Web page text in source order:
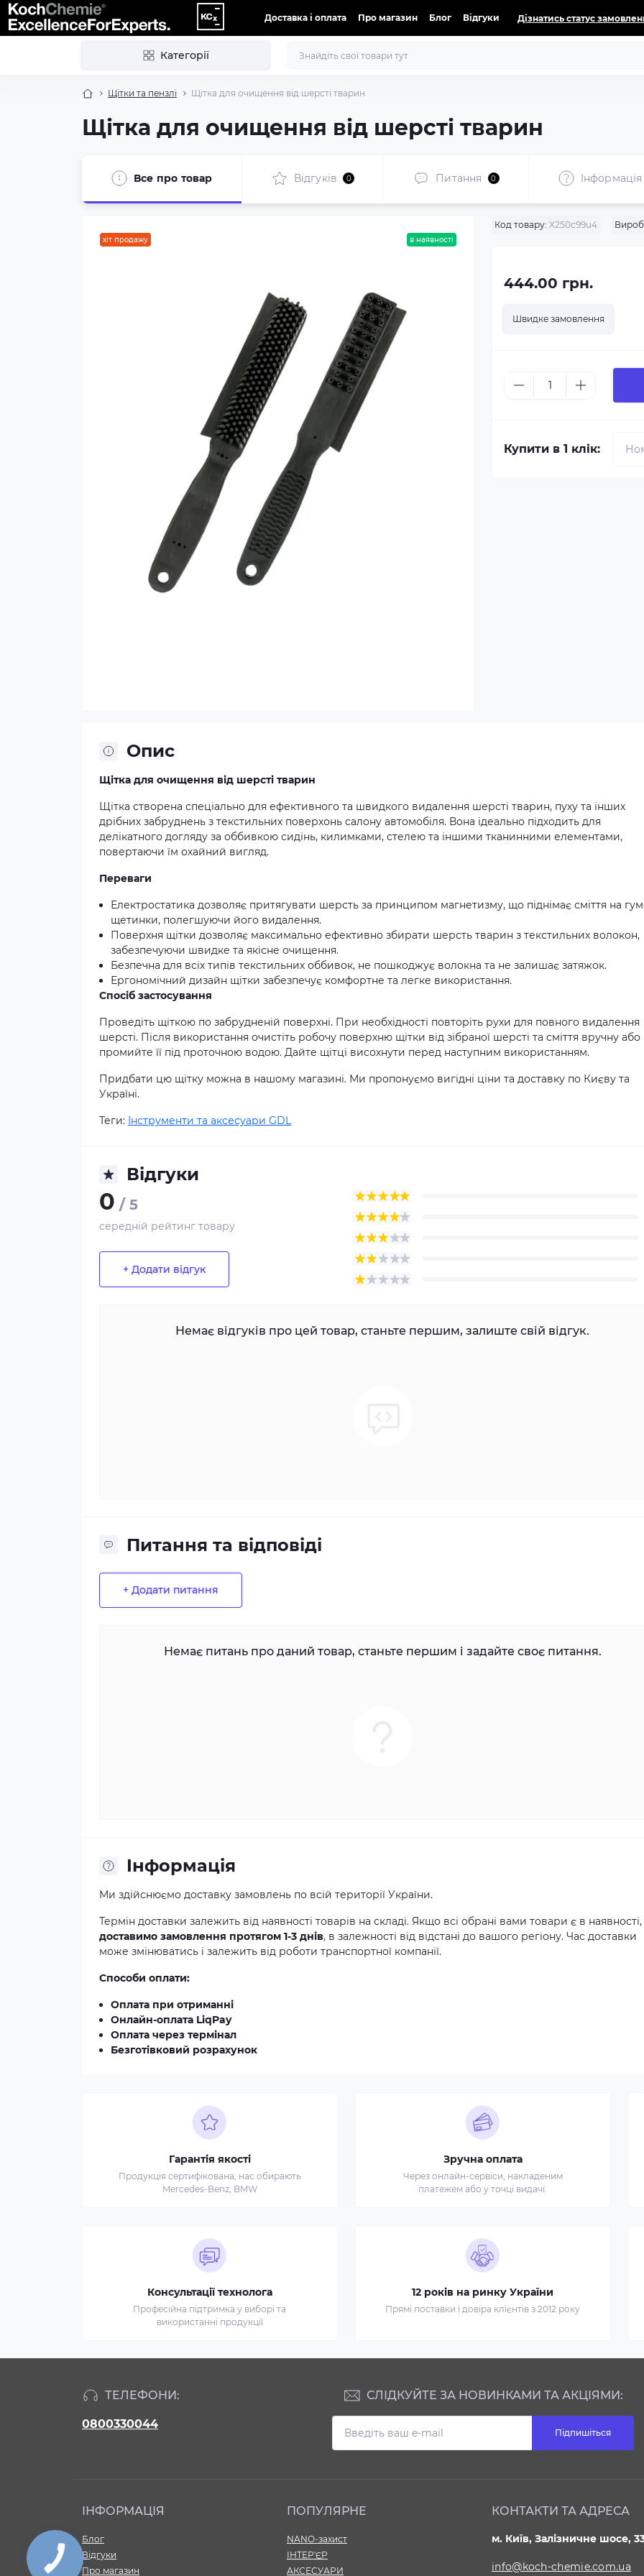
Доставка і оплата Про магазин Блог Відгуки Дізнатись статус
Категорії
Щітки та пензлі Щітка для очищення від шерсті тварин
Щітка для очищення від шерсті тварин
Все про товар Відгуків 0 Питання 0 Iнформація
хіт продажу в наявності
Код товару: X250c99u4
444.00 грн.
Швидке замовлення
Купити в 1 клік:
Опис
Щітка для очищення від шерсті тварин
Щітка створена спеціально для ефективного та швидкого видалення шерсті тварин, пуху та інших
дрібних забруднень з текстильних поверхонь салону автомобіля. Вона ідеально підходить для
делікатного догляду за оббивкою сидінь, килимками, стелею та іншими тканинними елементами,
повертаючи їм охайний вигляд.
Переваги
Електростатика дозволяє притягувати шерсть за принципом магнетизму, що піднімає сміття на
щетинки, полегшуючи його видалення.
Поверхня щітки дозволяє максимально ефективно збирати шерсть тварин з текстильних волокон,
забезпечуючи швидке та якісне очищення.
Безпечна для всіх типів текстильних оббивок, не пошкоджує волокна та не залишає затяжок.
Ергономічний дизайн щітки забезпечує комфортне та легке використання.
Спосіб застосування
Проведіть щіткою по забрудненій поверхні. При необхідності повторіть рухи для повного видалення
шерсті. Після використання очистіть робочу поверхню щітки від зібраної шерсті та сміття вручну або
промийте її під проточною водою. Дайте щітці висохнути перед наступним використанням.
Придбати цю щітку можна в нашому магазині. Ми пропонуємо вигідні ціни та доставку по Києву та
Україні.
Теги: Інструменти та аксесуари GDL
Відгуки
0 / 5
середній рейтинг товару
+ Додати відгук
Немає відгуків про цей товар, станьте першим, залиште свій відгук.
Питання та відповіді
+ Додати питання
Немає питань про даний товар, станьте першим і задайте своє питання.
Iнформація
Ми здійснюємо доставку замовлень по всій території України.
Термін доставки залежить від наявності товарів на складі. Якщо всі обрані вами товари є в
доставимо замовлення протягом 1-3 днів, в залежності від відстані до вашого регіону. Час доставки
може змінюватись і залежить від роботи транспортної компанії.
Способи оплати:
Оплата при отриманні
Онлайн-оплата LiqPay
Оплата через термінал
Безготівковий розрахунок
Гарантія якості
Продукція сертифікована, нас обирають
Mercedes-Benz, BMW
Зручна оплата
Через онлайн-сервіси, накладеним
платежем або у точці видачі.
Консультації технолога
Професійна підтримка у виборі та
використанні продукції
12 років на ринку України
Прямі поставки і довіра клієнтів з 2012 року
ТЕЛЕФОНИ:
0800330044
СЛІДКУЙТЕ ЗА НОВИНКАМИ ТА АКЦІЯМИ:
Підпишіться
ІНФОРМАЦІЯ
Блог
Відгуки
Про магазин
ПОПУЛЯРНЕ
NANO-захист
ІНТЕР'ЄР
АКСЕСУАРИ
КОНТАКТИ ТА АДРЕСА
м. Київ, Залізничне шосе,
info@koch-chemie.com.ua